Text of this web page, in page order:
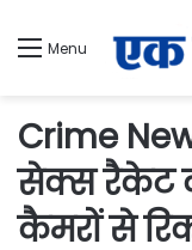
Menu
Crime
सेक्स रैकेट
कैमरों से